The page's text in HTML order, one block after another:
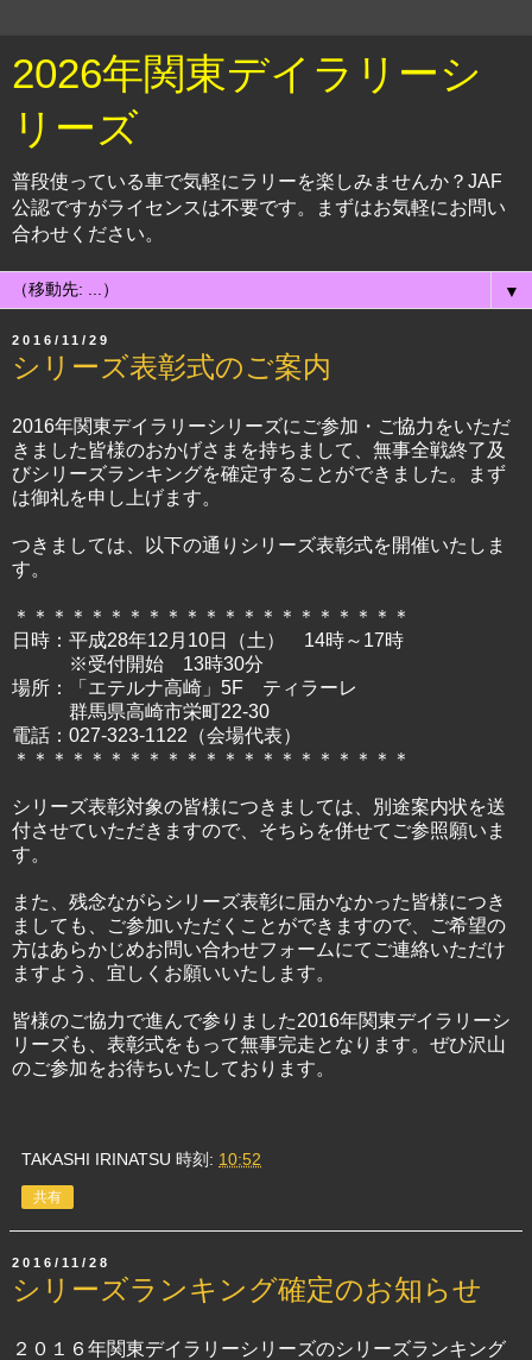
2026年関東デイラリーシ
リーズ
普段使っている車で気軽にラリーを楽しみませんか？JAF
公認ですがライセンスは不要です。まずはお気軽にお問い
合わせください。
▼
2016/11/29
シリーズ表彰式のご案内
2016年関東デイラリーシリーズにご参加・ご協力をいただ
きました皆様のおかげさまを持ちまして、無事全戦終了及
びシリーズランキングを確定することができました。まず
は御礼を申し上げます。
つきましては、以下の通りシリーズ表彰式を開催いたしま
す。
＊＊＊＊＊＊＊＊＊＊＊＊＊＊＊＊＊＊＊＊＊
日時：平成28年12月10日（土） 14時～17時
※受付開始 13時30分
場所：「エテルナ高崎」5F ティラーレ
群馬県高崎市栄町22-30
電話：027-323-1122（会場代表）
＊＊＊＊＊＊＊＊＊＊＊＊＊＊＊＊＊＊＊＊＊
シリーズ表彰対象の皆様につきましては、別途案内状を送
付させていただきますので、そちらを併せてご参照願いま
す。
また、残念ながらシリーズ表彰に届かなかった皆様につき
ましても、ご参加いただくことができますので、ご希望の
方はあらかじめお問い合わせフォームにてご連絡いただけ
ますよう、宜しくお願いいたします。
皆様のご協力で進んで参りました2016年関東デイラリーシ
リーズも、表彰式をもって無事完走となります。ぜひ沢山
のご参加をお待ちいたしております。
TAKASHI IRINATSU 時刻: 10:52
共有
2016/11/28
シリーズランキング確定のお知らせ
２０１６年関東デイラリーシリーズのシリーズランキング